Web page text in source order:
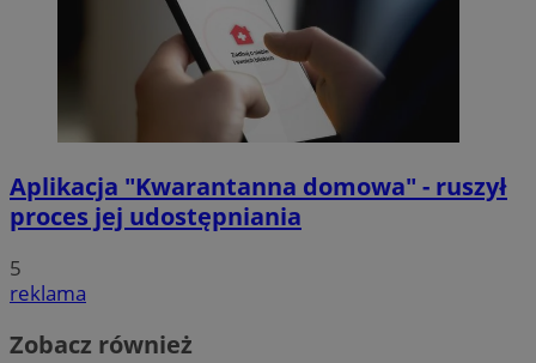
Aplikacja "Kwarantanna domowa" - ruszył
proces jej udostępniania
5
reklama
Zobacz również